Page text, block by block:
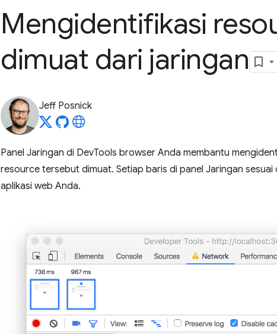
Mengidentifikasi
dimuat dari jaringan
Jeff Posnick
Panel Jaringan di DevTools browser Anda membantu
resource tersebut dimuat. Setiap baris di panel Jaringan
aplikasi web Anda.